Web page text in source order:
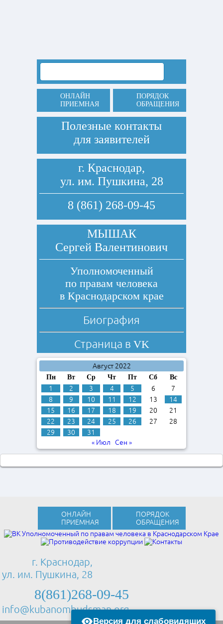
ОНЛАЙН
ПРИЕМНАЯ
ПОРЯДОК
ОБРАЩЕНИЯ
Полезные контакты
для заявителей
г. Краснодар,
ул. им. Пушкина, 28
8 (861) 268-09-45
МЫШАК
Сергей Валентинович
Уполномоченный
по правам человека
в Краснодарском крае
Биография
Страница в VK
Август 2022
Пн Вт Ср Чт Пт Сб Вс
1 2 3 4 5 6
7
8
9 10 11 12 13
14
15
16 17 18 19 20
21
22
23 24 25 26 27
28
29
30
31
« Июл
Сен »
ОНЛАЙН
ПРИЕМНАЯ
ПОРЯДОК
ОБРАЩЕНИЯ
г. Краснодар,
ул. им. Пушкина, 28
8(861)268-09-45
info@kubanombudsman.org
Версия для слабовидящих